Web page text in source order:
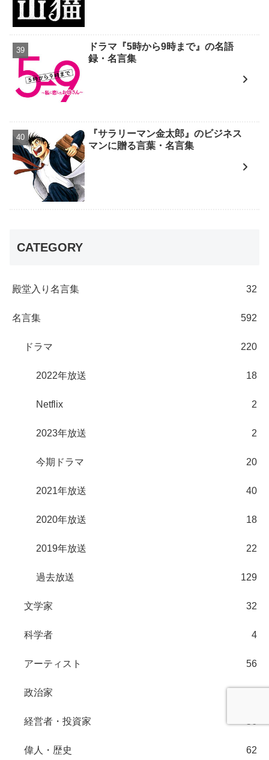
ドラマ『5時から9時まで』の名語
録・名言集
『サラリーマン金太郎』のビジネス
マンに贈る言葉・名言集
CATEGORY
殿堂入り名言集 32
名言集 592
ドラマ 220
2022年放送 18
Netflix 2
2023年放送 2
今期ドラマ 20
2021年放送 40
2020年放送 18
2019年放送 22
過去放送 129
文学家 32
科学者 4
アーティスト 56
政治家
経営者・投資家
偉人・歴史 62